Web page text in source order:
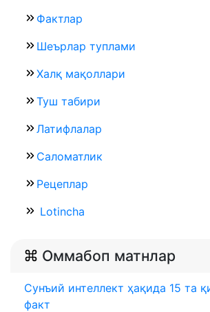
Фактлар
Шеърлар туплами
Халқ мақоллари
Туш табири
Латифлалар
Саломатлик
Рецеплар
Lotincha
Оммабоп матнлар
Сунъий интеллект ҳақида 15 та
факт